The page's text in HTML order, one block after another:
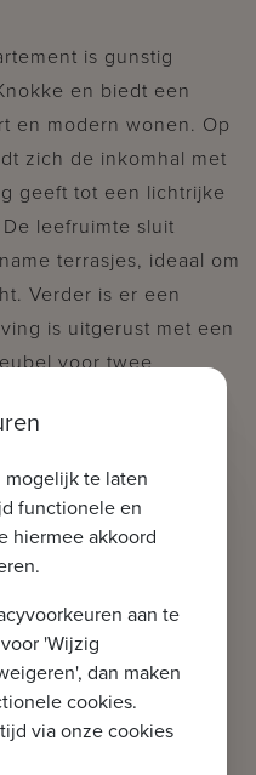
is gunstig
en biedt een
en modern wonen. Op
zich de inkomhal met
geeft tot een lichtrijke
leefruimte sluit
terrasjes, ideaal om
Verder is er een
is uitgerust met een
voor twee
bovenverdieping
met ingemaakte
optimaal
nabije omgeving!
voor meer
of via
te laten
functionele en
hiermee akkoord
aan te
'Wijzig
dan maken
cookies.
via onze cookies